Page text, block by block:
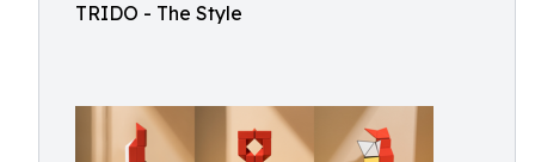
TRIDO - The Style